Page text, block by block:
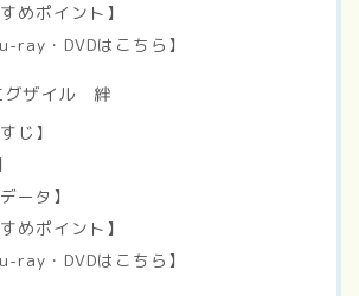
めポイント】
ray・DVDはこちら】
ザイル 絆
じ】
ータ】
めポイント】
ray・DVDはこちら】